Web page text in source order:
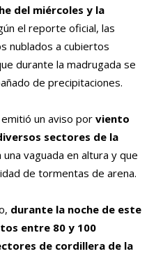
del miércoles y la
el reporte oficial, las
nublados a cubiertos
durante la madrugada se
de precipitaciones.
un aviso porviento
sectores de la
una vaguada en altura y que
de tormentas de arena.
durante la noche de este
entre 80 y 100
de cordillera de la